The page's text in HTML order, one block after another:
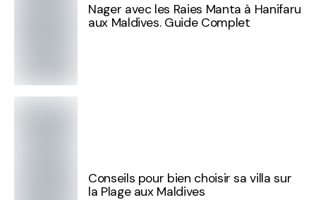
Nager avec les Raies Manta à Hanifaru
aux Maldives. Guide Complet
Conseils pour bien choisir sa villa sur
la Plage aux Maldives